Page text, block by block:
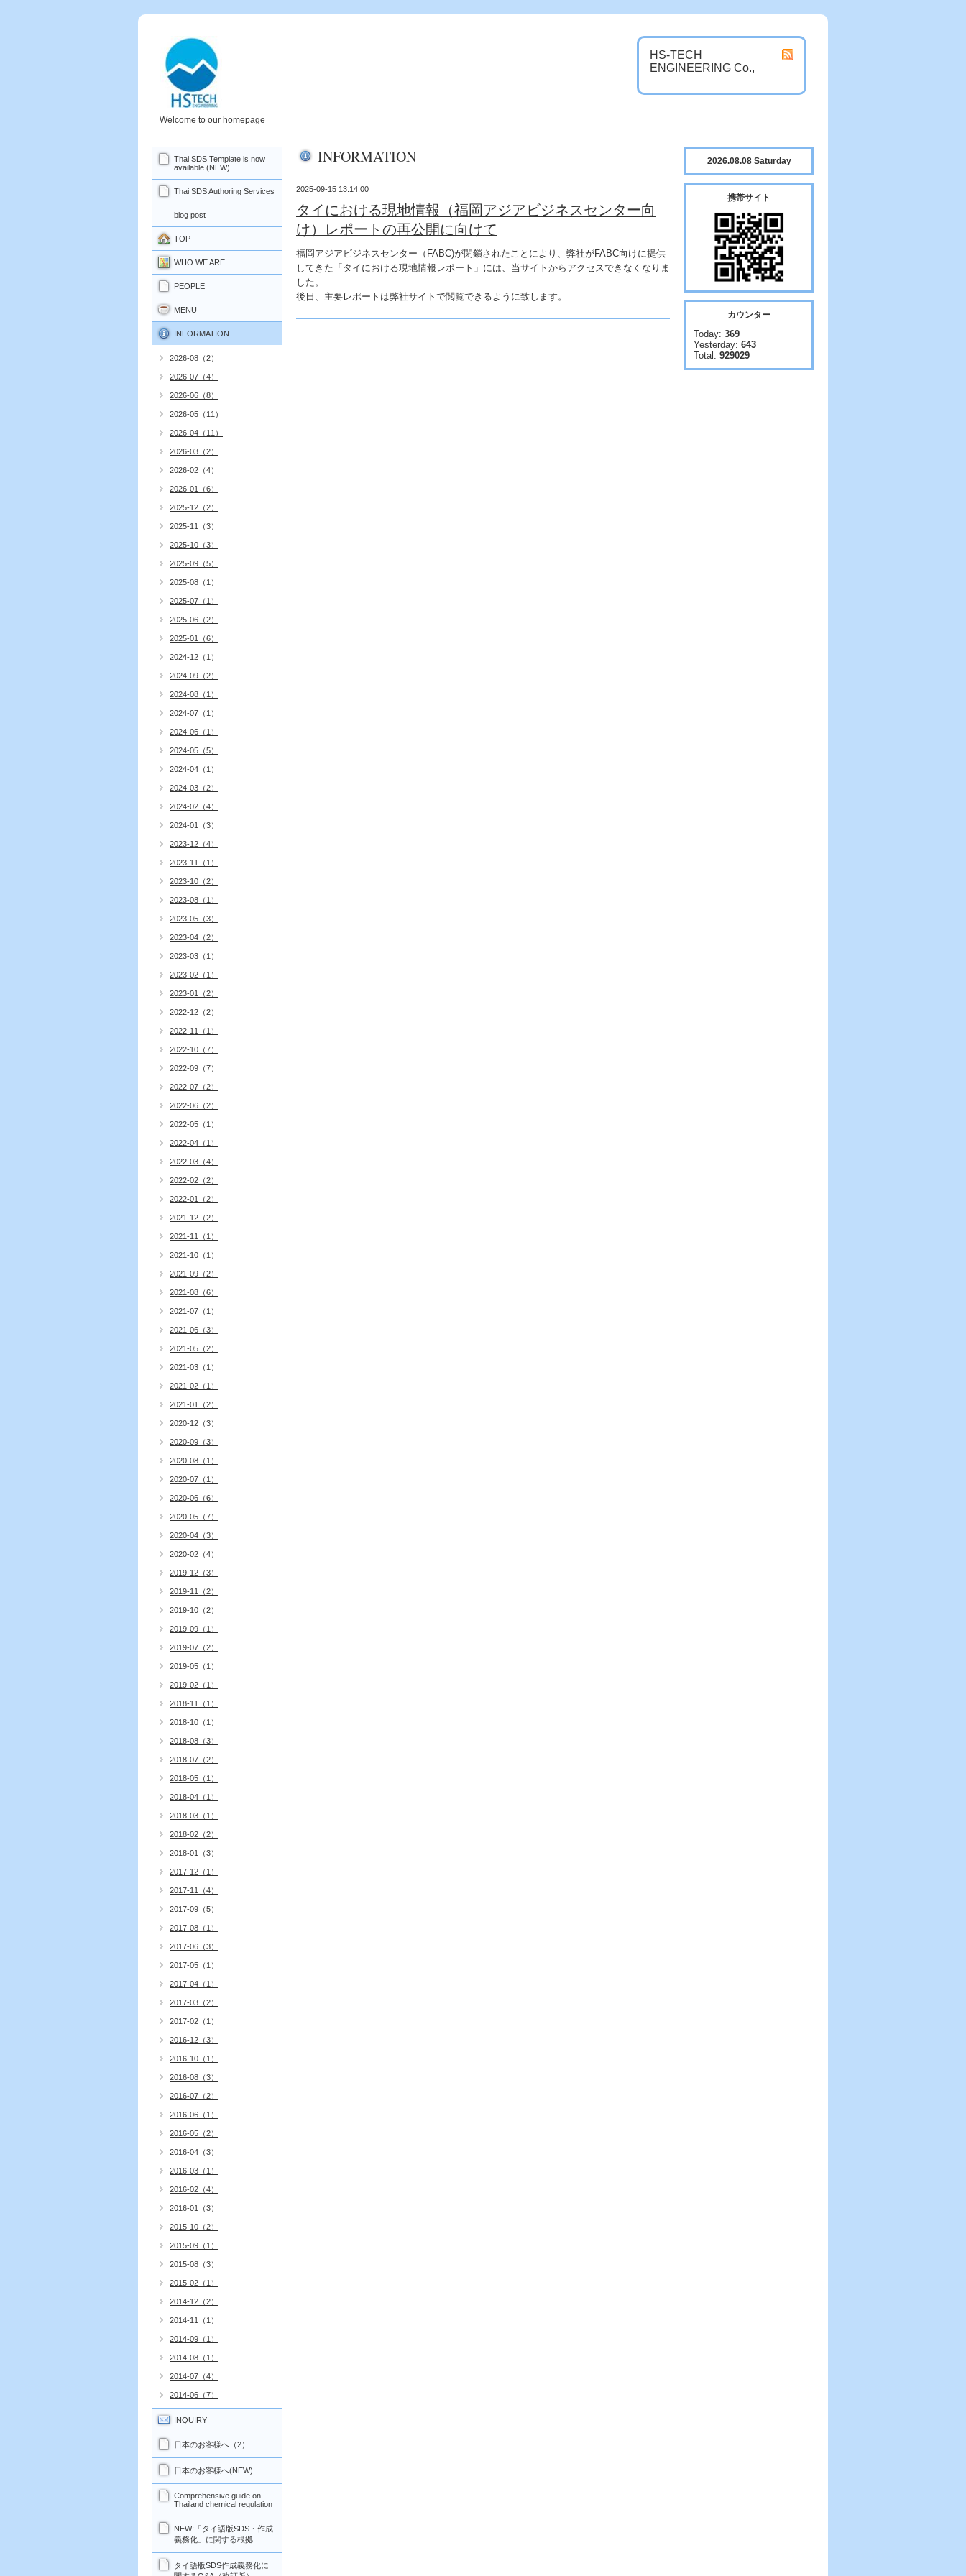
HS-TECH
ENGINEERING Co.,
Welcome to our homepage
INFORMATION
2025-09-15 13:14:00
タイにおける現地情報（福岡アジアビジネスセンター向
け）レポートの再公開に向けて
福岡アジアビジネスセンター（FABC)が閉鎖されたことにより、弊社がFABC向けに提供
してきた「タイにおける現地情報レポート」には、当サイトからアクセスできなくなりま
した。
後日、主要レポートは弊社サイトで閲覧できるように致します。
Thai SDS Template is now
available (NEW)
Thai SDS Authoring Services
blog post
TOP
WHO WE ARE
PEOPLE
MENU
INFORMATION
2026-08（2）
2026-07（4）
2026-06（8）
2026-05（11）
2026-04（11）
2026-03（2）
2026-02（4）
2026-01（6）
2025-12（2）
2025-11（3）
2025-10（3）
2025-09（5）
2025-08（1）
2025-07（1）
2025-06（2）
2025-01（6）
2024-12（1）
2024-09（2）
2024-08（1）
2024-07（1）
2024-06（1）
2024-05（5）
2024-04（1）
2024-03（2）
2024-02（4）
2024-01（3）
2023-12（4）
2023-11（1）
2023-10（2）
2023-08（1）
2023-05（3）
2023-04（2）
2023-03（1）
2023-02（1）
2023-01（2）
2022-12（2）
2022-11（1）
2022-10（7）
2022-09（7）
2022-07（2）
2022-06（2）
2022-05（1）
2022-04（1）
2022-03（4）
2022-02（2）
2022-01（2）
2021-12（2）
2021-11（1）
2021-10（1）
2021-09（2）
2021-08（6）
2021-07（1）
2021-06（3）
2021-05（2）
2021-03（1）
2021-02（1）
2021-01（2）
2020-12（3）
2020-09（3）
2020-08（1）
2020-07（1）
2020-06（6）
2020-05（7）
2020-04（3）
2020-02（4）
2019-12（3）
2019-11（2）
2019-10（2）
2019-09（1）
2019-07（2）
2019-05（1）
2019-02（1）
2018-11（1）
2018-10（1）
2018-08（3）
2018-07（2）
2018-05（1）
2018-04（1）
2018-03（1）
2018-02（2）
2018-01（3）
2017-12（1）
2017-11（4）
2017-09（5）
2017-08（1）
2017-06（3）
2017-05（1）
2017-04（1）
2017-03（2）
2017-02（1）
2016-12（3）
2016-10（1）
2016-08（3）
2016-07（2）
2016-06（1）
2016-05（2）
2016-04（3）
2016-03（1）
2016-02（4）
2016-01（3）
2015-10（2）
2015-09（1）
2015-08（3）
2015-02（1）
2014-12（2）
2014-11（1）
2014-09（1）
2014-08（1）
2014-07（4）
2014-06（7）
INQUIRY
日本のお客様へ（2）
日本のお客様へ(NEW)
Comprehensive guide on
Thailand chemical regulation
NEW:「タイ語版SDS・作成
義務化」に関する根拠
タイ語版SDS作成義務化に
2026.08.08 Saturday
携帯サイト
カウンター
Today: 369
Yesterday: 643
Total: 929029